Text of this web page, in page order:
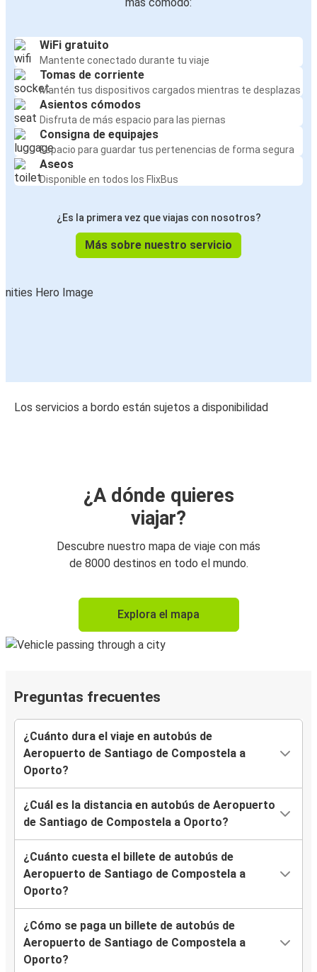
WiFi gratuito
Mantente conectado durante tu viaje
Tomas de corriente
Mantén tus dispositivos cargados mientras te desplazas
Asientos cómodos
Disfruta de más espacio para las piernas
Consigna de equipajes
Espacio para guardar tus pertenencias de forma segura
Aseos
Disponible en todos los FlixBus
¿Es la primera vez que viajas con nosotros?
Más sobre nuestro servicio
Los servicios a bordo están sujetos a disponibilidad
¿A dónde quieres
viajar?
Descubre nuestro mapa de viaje con más
de 8000 destinos en todo el mundo.
Explora el mapa
Preguntas frecuentes
¿Cuánto dura el viaje en autobús de
Aeropuerto de Santiago de Compostela a
Oporto?
¿Cuál es la distancia en autobús de Aeropuerto
de Santiago de Compostela a Oporto?
¿Cuánto cuesta el billete de autobús de
Aeropuerto de Santiago de Compostela a
Oporto?
¿Cómo se paga un billete de autobús de
Aeropuerto de Santiago de Compostela a
Oporto?